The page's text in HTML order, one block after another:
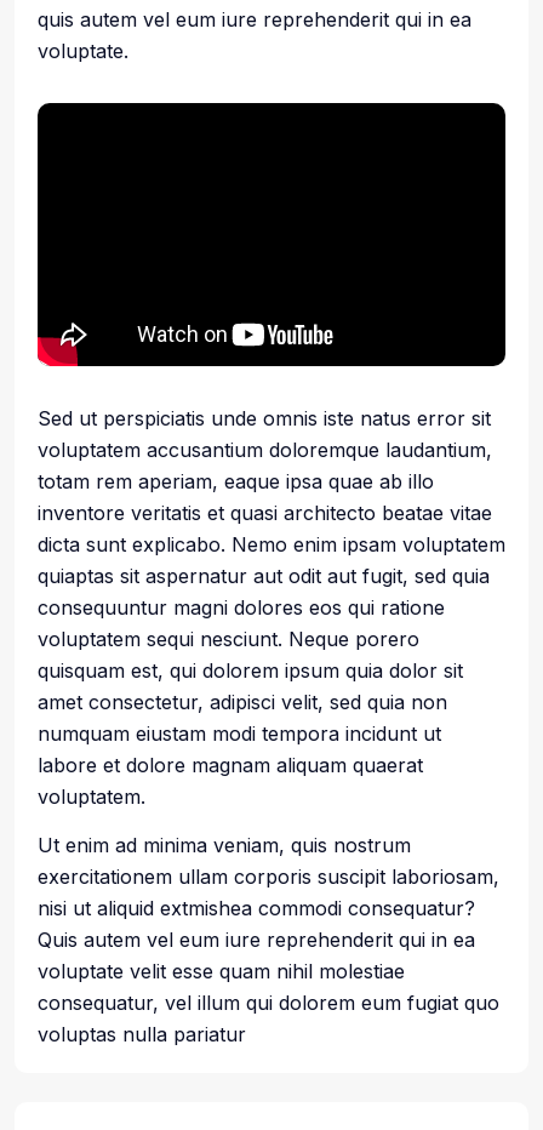
quis autem vel eum iure reprehenderit qui in ea
voluptate.
Sed ut perspiciatis unde omnis iste natus error sit
voluptatem accusantium doloremque laudantium,
totam rem aperiam, eaque ipsa quae ab illo
inventore veritatis et quasi architecto beatae vitae
dicta sunt explicabo. Nemo enim ipsam voluptatem
quiaptas sit aspernatur aut odit aut fugit, sed quia
consequuntur magni dolores eos qui ratione
voluptatem sequi nesciunt. Neque porero
quisquam est, qui dolorem ipsum quia dolor sit
amet consectetur, adipisci velit, sed quia non
numquam eiustam modi tempora incidunt ut
labore et dolore magnam aliquam quaerat
voluptatem.
Ut enim ad minima veniam, quis nostrum
exercitationem ullam corporis suscipit laboriosam,
nisi ut aliquid extmishea commodi consequatur?
Quis autem vel eum iure reprehenderit qui in ea
voluptate velit esse quam nihil molestiae
consequatur, vel illum qui dolorem eum fugiat quo
voluptas nulla pariatur